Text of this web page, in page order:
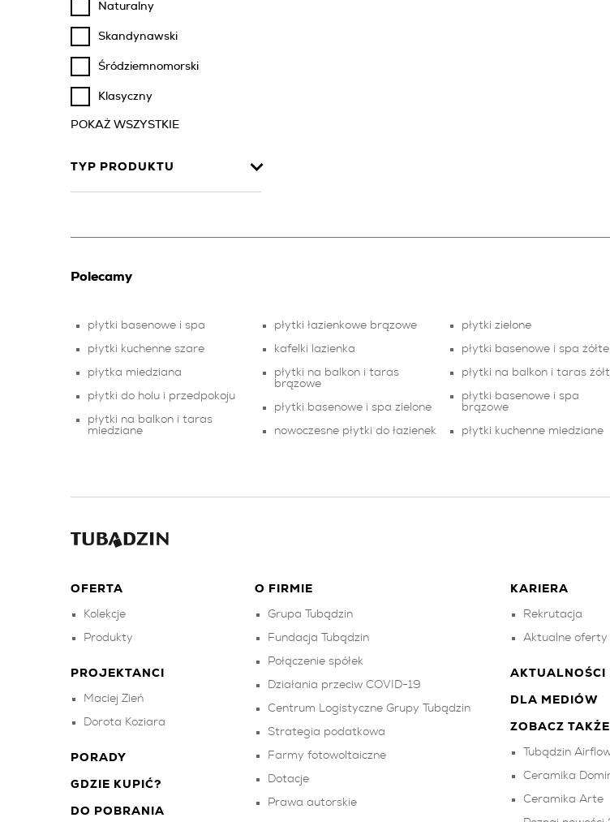
Naturalny
Skandynawski
Śródziemnomorski
Klasyczny
POKAŻ WSZYSTKIE
TYP PRODUKTU
Polecamy
płytki basenowe i spa
płytki kuchenne szare
płytka miedziana
płytki do holu i przedpokoju
płytki na balkon i taras
miedziane
płytki łazienkowe brązowe
kafelki lazienka
płytki na balkon i taras
brązowe
płytki basenowe i spa zielone
nowoczesne płytki do łazienek
płytki zielone
płytki basenowe i spa żółte
płytki na balkon i taras
płytki basenowe i spa
brązowe
płytki kuchenne miedziane
OFERTA
Kolekcje
Produkty
PROJEKTANCI
Maciej Zień
Dorota Koziara
PORADY
GDZIE KUPIĆ?
DO POBRANIA
O FIRMIE
Grupa Tubądzin
Fundacja Tubądzin
Połączenie spółek
Działania przeciw COVID-19
Centrum Logistyczne Grupy Tubądzin
Strategia podatkowa
Farmy fotowoltaiczne
Dotacje
Prawa autorskie
KARIERA
Rekrutacja
Aktualne oferty
AKTUALNOŚCI
DLA MEDIÓW
ZOBACZ TAKŻE
Tubądzin
Ceramika
Ceramika Arte